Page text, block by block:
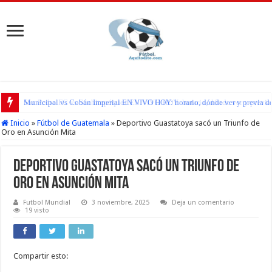
San Pedro FC vs Suchitepéquez EN VIVO HOY: horario, dónde ver y
Inicio » Fútbol de Guatemala » Deportivo Guastatoya sacó un Triunfo de
Oro en Asunción Mita
Deportivo Guastatoya sacó un Triunfo de
Oro en Asunción Mita
Futbol Mundial 3 noviembre, 2025
Deja un comentario
19 visto
Compartir esto: